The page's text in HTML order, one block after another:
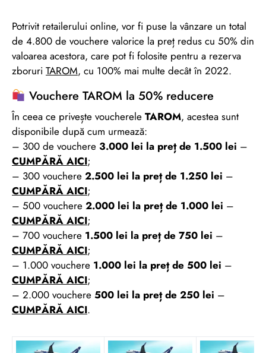
Potrivit retailerului online, vor fi puse la vânzare un total
de 4.800 de vouchere valorice la preț redus cu 50% din
valoarea acestora, care pot fi folosite pentru a rezerva
zboruri TAROM, cu 100% mai multe decât în 2022.
Vouchere TAROM la 50% reducere
În ceea ce privește voucherele TAROM, acestea sunt
disponibile după cum urmează:
– 300 de vouchere 3.000 lei la preț de 1.500 lei –
CUMPĂRĂ AICI;
– 300 vouchere 2.500 lei la preț de 1.250 lei –
CUMPĂRĂ AICI;
– 500 vouchere 2.000 lei la preț de 1.000 lei –
CUMPĂRĂ AICI;
– 700 vouchere 1.500 lei la preț de 750 lei –
CUMPĂRĂ AICI;
– 1.000 vouchere 1.000 lei la preț de 500 lei –
CUMPĂRĂ AICI;
– 2.000 vouchere 500 lei la preț de 250 lei –
CUMPĂRĂ AICI.